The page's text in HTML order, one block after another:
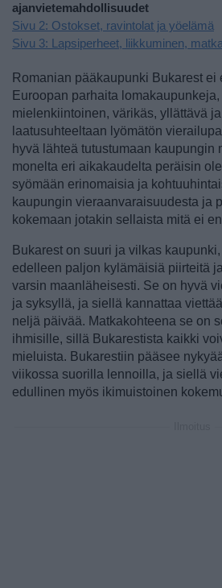
ajanvietemahdollisuudet
Sivu 2: Ostokset, ravintolat ja yöelämä
Sivu 3: Lapsiperheet, liikkuminen,
Romanian pääkaupunki Bukarest ei
Euroopan parhaita
mielenkiintoinen, värikäs, yllättävä
laatusuhteeltaan lyömätön
hyvä lähteä tutustumaan kaupungin
monelta eri aikakaudelta peräisin
syömään erinomaisia ja
kaupungin vieraanvaraisuudesta ja
kokemaan jotakin sellaista mitä ei
Bukarest on suuri ja vilkas
edelleen paljon kylämäisiä piirteitä
varsin maanläheisesti. Se on hyvä
ja syksyllä, ja siellä kannattaa
neljä päivää. Matkakohteena se on
ihmisille, sillä Bukarestista kaikki
mieluista. Bukarestiin pääsee
viikossa suorilla lennoilla, ja siellä
edullinen myös ikimuistoinen